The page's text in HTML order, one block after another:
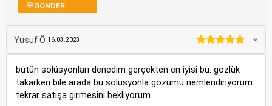
💬GÖNDER
Yusuf Ö 16.03.2023
bütün solüsyonları denedim gerçekten en iyisi bu. gözlük
takarken bile arada bu solüsyonla gözümü nemlendiriyorum.
tekrar satışa girmesini bekliyorum.